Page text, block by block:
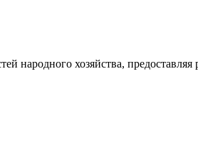
народного хозяйства, предоставляя